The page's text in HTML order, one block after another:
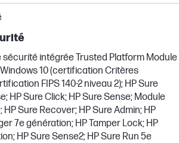
sécurité intégrée Trusted Platform Module
10 (certification Critères
FIPS 140-2 niveau 2); HP Sure
HP Sure Click; HP Sure Sense; Module
Sure Recover; HP Sure Admin; HP
7e génération; HP Tamper Lock; HP
HP Sure Sense2; HP Sure Run 5e